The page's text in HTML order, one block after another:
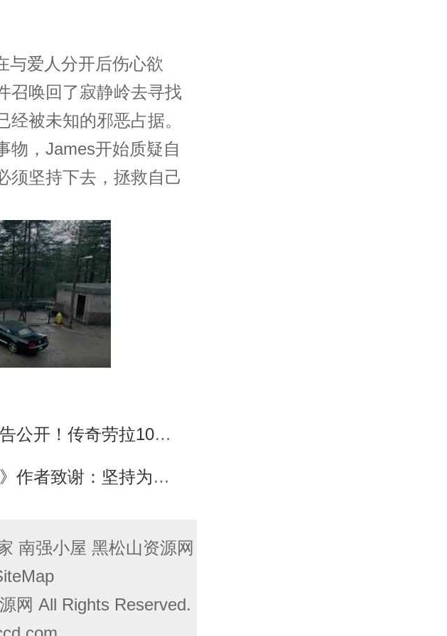
与爱人分开后伤心欲
召唤回了寂静岭去寻找
被未知的邪恶占据。
物，James开始质疑自
须坚持下去，拯救自己
传奇劳拉10月10日回归
致谢：坚持为爱发电！
南强小屋 黑松山资源网
网 All Rights Reserved.